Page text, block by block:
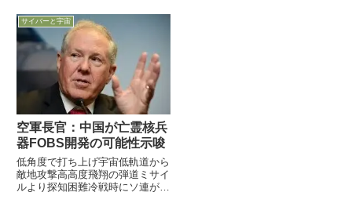
合部長であるJack Weinstein中将
が米空軍協会で講演し、サイバー
戦時代の現代に、核兵器の品質保
証や関連施設...
サイバーと宇宙
空軍長官：中国が亡霊核兵
器FOBS開発の可能性示唆
低角度で打ち上げ宇宙低軌道から
敵地攻撃高高度飛翔の弾道ミサイ
ルより探知困難冷戦時にソ連が一